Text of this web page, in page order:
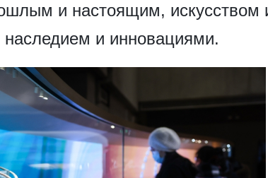
и настоящим, искусством
и инновациями.